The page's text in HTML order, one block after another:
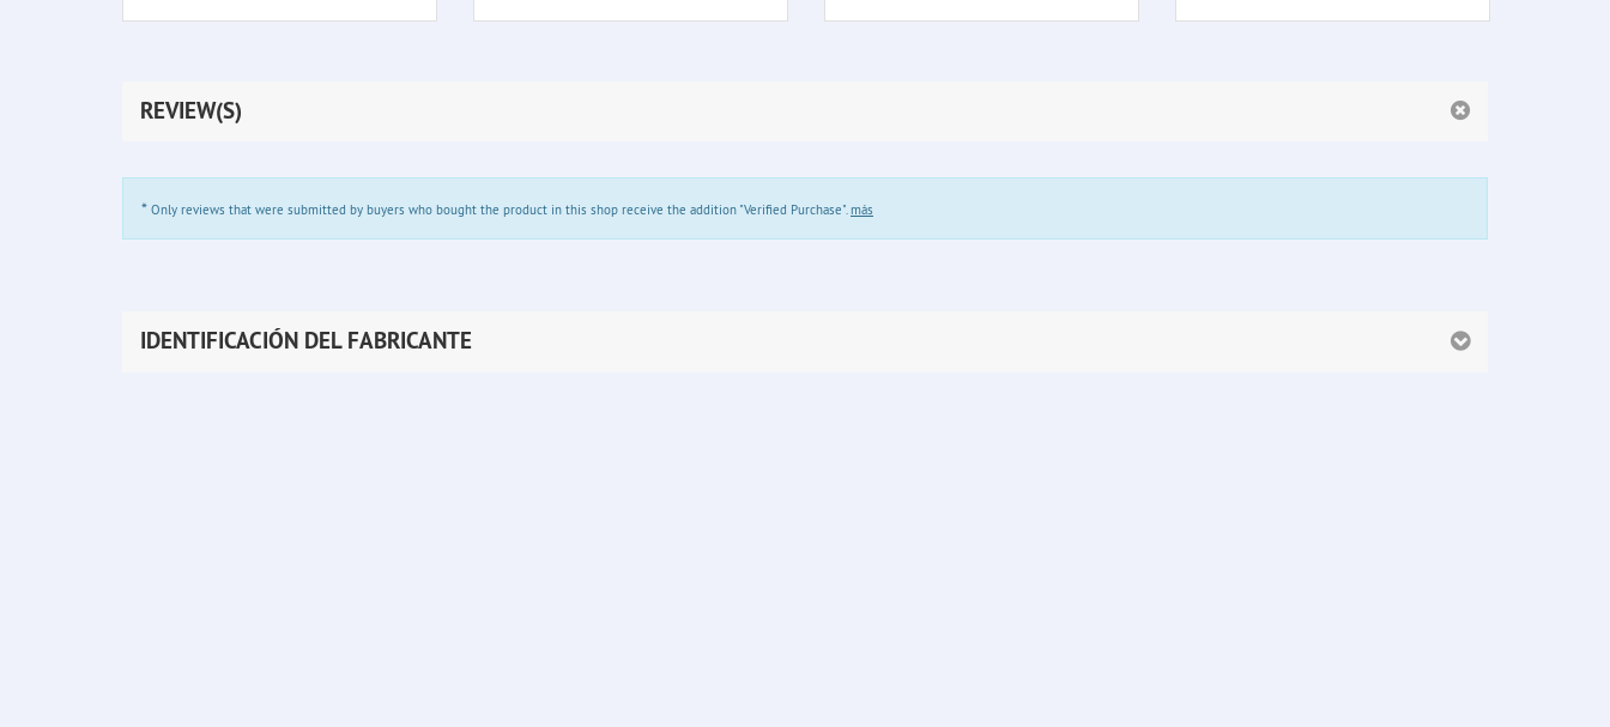
REVIEW(S)
* Only reviews that were submitted by buyers who bought the product in this shop receive the addition "Verified Purchase".más
IDENTIFICACIÓN DEL FABRICANTE